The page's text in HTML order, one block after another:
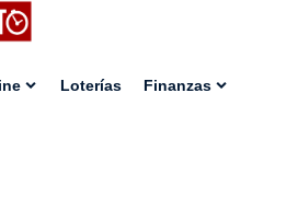
Loterías Finanzas